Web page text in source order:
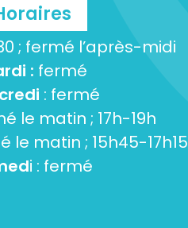
; fermé l’après-midi
: fermé
: fermé
le matin ; 17h-19h
le matin ; 15h45-17h15
i : fermé